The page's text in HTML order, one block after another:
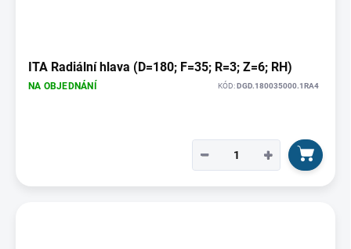
ITA Radiální hlava (D=180; F=35; R=3; Z=6; RH)
NA OBJEDNÁNÍ KÓD:DGD.180035000.1RA4
+
−